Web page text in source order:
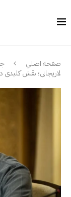
صفحة اصلي
لاریجانی؛ نقش کلیدی